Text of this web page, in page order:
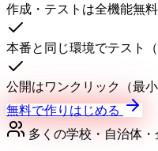
作成・テストは全機能無料
本番と同じ環境でテスト
公開はワンクリック（最小
無料で作りはじめる
多くの学校・自治体